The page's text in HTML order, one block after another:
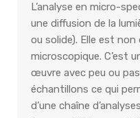
L’analyse en micro-
une diffusion de la
ou solide). Elle est
microscopique. C’est
œuvre avec peu ou
échantillons ce qui
d’une chaîne